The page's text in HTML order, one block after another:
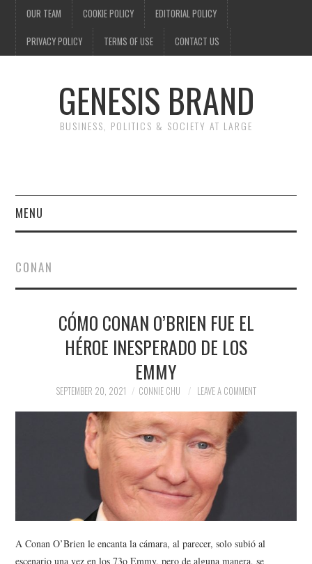
OUR TEAM COOKIE POLICY EDITORIAL POLICY
PRIVACY POLICY TERMS OF USE CONTACT US
GENESIS BRAND
BUSINESS, POLITICS & SOCIETY AT LARGE
MENU
FINANCE
POLITICS
SOCIETY
TECHNOLOGY
CONAN
CÓMO CONAN O’BRIEN FUE EL
HÉROE INESPERADO DE LOS
EMMY
SEPTEMBER 20, 2021 CONNIE CHU LEAVE A COMMENT
A Conan O’Brien le encanta la cámara, al parecer, solo subió al
escenario una vez en los 73o Emmy, pero de alguna manera, se